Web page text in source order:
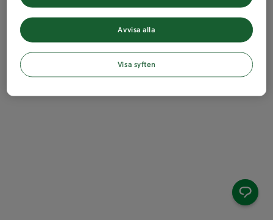
Avvisa alla
Visa syften